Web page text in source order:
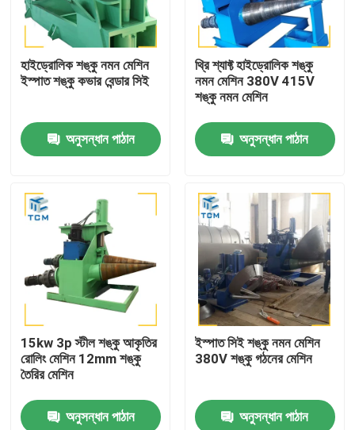
পণ্য
আমাদের সম্বন্ধে
গুণমান নিয়ন্ত্রণ
আমাদের সাথে যোগাযোগ করুন
হাইড্রোলিক শঙ্কু নমন মেশিন
ইস্পাত শঙ্কু কভার বেন্ডার সিই
অনুসন্ধান পাঠান
থ্রি শ্যাফ্ট হাইড্রোলিক শঙ্কু
নমন মেশিন 380V 415V
শঙ্কু নমন মেশিন
অনুসন্ধান পাঠান
15kw 3p স্টীল শঙ্কু আকৃতির
রোলিং মেশিন 12mm শঙ্কু
তৈরির মেশিন
অনুসন্ধান পাঠান
ইস্পাত সিই শঙ্কু নমন মেশিন
380V শঙ্কু গঠনের মেশিন
অনুসন্ধান পাঠান